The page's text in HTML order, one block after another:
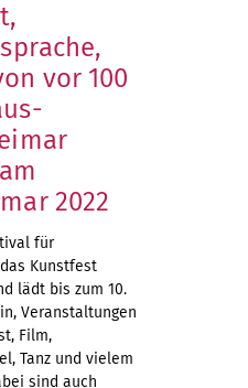
vor 100
2022
für
Kunstfest
lädt bis zum 10.
Veranstaltungen
Film,
Tanz und vielem
sind auch